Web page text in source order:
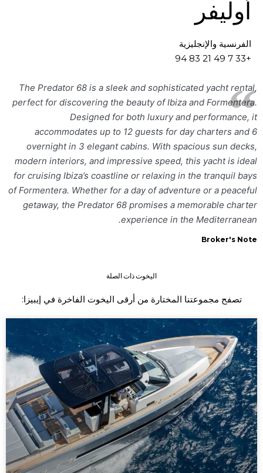
أوليفر
الفرنسية والإنجليزية
+33 7 49 21 83 94
The Predator 68 is a sleek and sophisticated yacht rental,
perfect for discovering the beauty of Ibiza and Formentera.
Designed for both luxury and performance, it
accommodates up to 12 guests for day charters and 6
overnight in 3 elegant cabins. With spacious sun decks,
modern interiors, and impressive speed, this yacht is ideal
for cruising Ibiza’s coastline or relaxing in the tranquil bays
of Formentera. Whether for a day of adventure or a peaceful
getaway, the Predator 68 promises a memorable charter
experience in the Mediterranean.
Broker's Note
اليخوت ذات الصلة
تصفح مجموعتنا المختارة من أرقى اليخوت الفاخرة في إيبيزا: